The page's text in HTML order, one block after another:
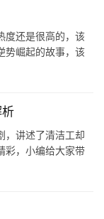
度还是很高的，该
势崛起的故事，该
，讲述了清洁工却
彩，小编给大家带